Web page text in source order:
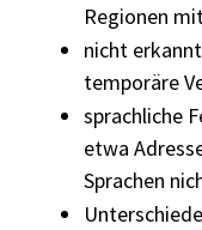
Regionen
nicht
temporäre
sprachliche
etwa
Sprachen